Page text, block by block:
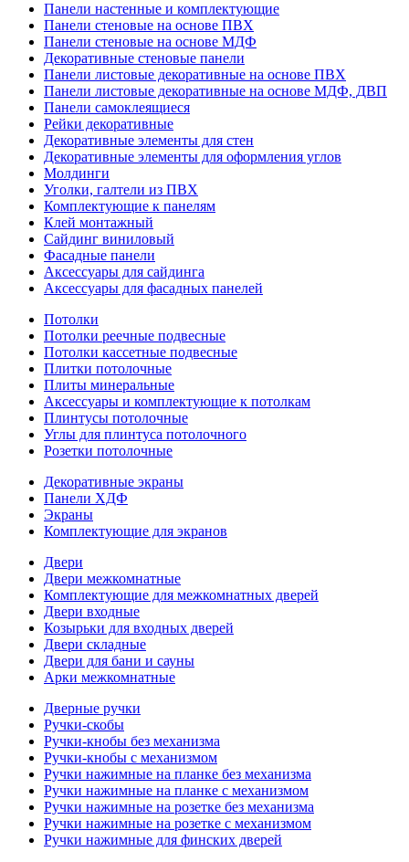
Панели настенные и комплектующие
Панели стеновые на основе ПВХ
Панели стеновые на основе МДФ
Декоративные стеновые панели
Панели листовые декоративные на основе ПВХ
Панели листовые декоративные на основе МДФ, ДВП
Панели самоклеящиеся
Рейки декоративные
Декоративные элементы для стен
Декоративные элементы для оформления углов
Молдинги
Уголки, галтели из ПВХ
Комплектующие к панелям
Клей монтажный
Сайдинг виниловый
Фасадные панели
Аксессуары для сайдинга
Аксессуары для фасадных панелей
Потолки
Потолки реечные подвесные
Потолки кассетные подвесные
Плитки потолочные
Плиты минеральные
Аксессуары и комплектующие к потолкам
Плинтусы потолочные
Углы для плинтуса потолочного
Розетки потолочные
Декоративные экраны
Панели ХДФ
Экраны
Комплектующие для экранов
Двери
Двери межкомнатные
Комплектующие для межкомнатных дверей
Двери входные
Козырьки для входных дверей
Двери складные
Двери для бани и сауны
Арки межкомнатные
Дверные ручки
Ручки-скобы
Ручки-кнобы без механизма
Ручки-кнобы с механизмом
Ручки нажимные на планке без механизма
Ручки нажимные на планке с механизмом
Ручки нажимные на розетке без механизма
Ручки нажимные на розетке с механизмом
Ручки нажимные для финских дверей